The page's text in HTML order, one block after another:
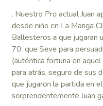
. Nuestro Pro actual Juan
desde niño en La Manga
Ballesteros a que jugaran
70, que Seve para
(auténtica fortuna en
para atrás, seguro de sus
que jugaron la partida en
sorprendentemente Juan